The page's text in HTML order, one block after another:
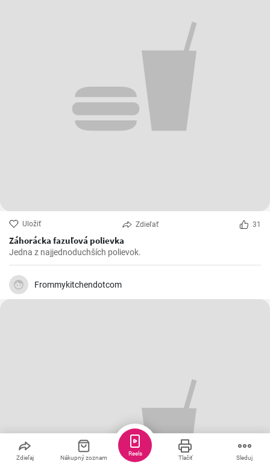
Uložiť Zdieľať 31
Záhorácka fazuľová polievka
Jedna z najjednoduchších polievok.
Frommykitchendotcom
Zdieľaj Nákupný zoznam Tlačiť Sleduj
Reels